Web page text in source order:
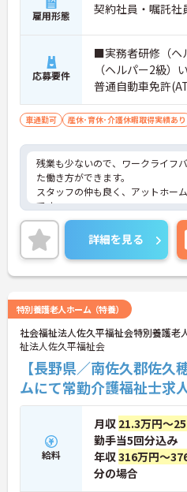
雇用形態 契約社員・嘱託社
応募要件
■実務者研修（ヘ
（ヘルパー2級
普通自動車免許
経験可 ■施設での
し
車通勤可 産休･育休･介護休暇取得実績あり
残業も少ないので、ワークライフ
た働き方ができます。
スタッフの仲も良く、アットホー
です。
ご興味ある方には、面接対策ポイ
お話しいたしますのでお気軽にご
詳細を見る
特別養護老人ホーム（特養）
社会福祉法人佐久平福祉会特別養護老
祉法人佐久平福祉会
【長野県／南佐久郡佐久
ムにて常勤介護福祉士求
給料
月収 21.3万円～
勤手当5回分込み
年収316万円～
分の場合